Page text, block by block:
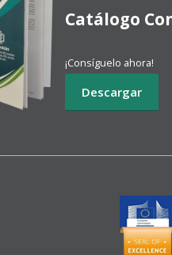
Catálogo
¡Consíguelo ahora!